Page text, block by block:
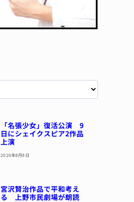
「名張少女」復活公演 9
日にシェイクスピア2作品
上演
2026年8月8日
宮沢賢治作品で平和考え
る 上野市民劇場が朗読